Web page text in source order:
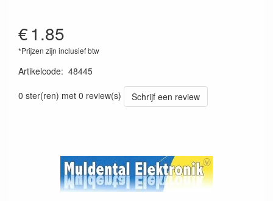
€1.85
*Prijzen zijn inclusief btw
Artikelcode: 48445
0 ster(ren) met 0 review(s)
Schrijf een review